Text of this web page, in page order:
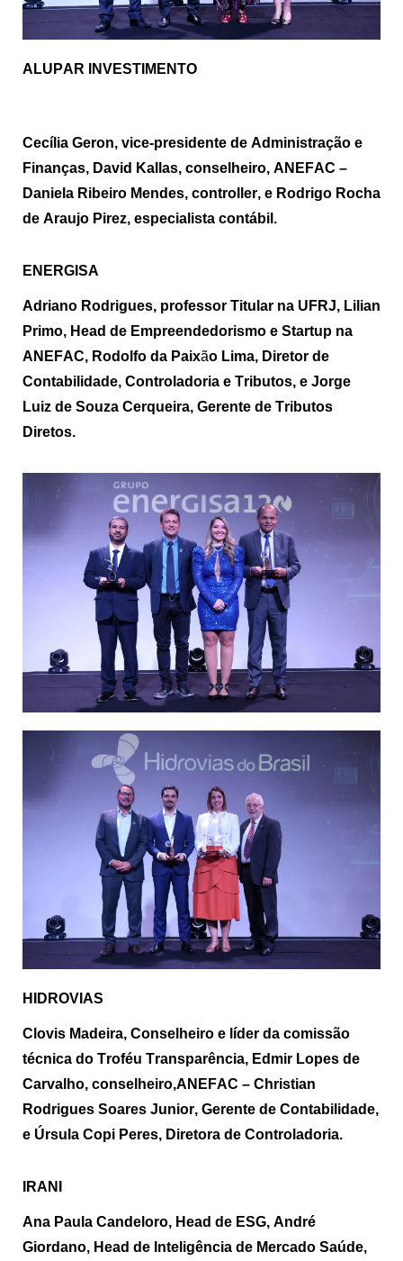
ALUPAR INVESTIMENTO
Cecília Geron, vice-presidente de Administração e
Finanças, David Kallas, conselheiro, ANEFAC –
Daniela Ribeiro Mendes, controller, e Rodrigo Rocha
de Araujo Pirez, especialista contábil.
ENERGISA
Adriano Rodrigues, professor Titular na UFRJ, Lilian
Primo, Head de Empreendedorismo e Startup na
ANEFAC, Rodolfo da Paixão Lima, Diretor de
Contabilidade, Controladoria e Tributos, e Jorge
Luiz de Souza Cerqueira, Gerente de Tributos
Diretos.
HIDROVIAS
Clovis Madeira, Conselheiro e líder da comissão
técnica do Troféu Transparência, Edmir Lopes de
Carvalho, conselheiro,ANEFAC – Christian
Rodrigues Soares Junior, Gerente de Contabilidade,
e Úrsula Copi Peres, Diretora de Controladoria.
IRANI
Ana Paula Candeloro, Head de ESG, André
Giordano, Head de Inteligência de Mercado Saúde,